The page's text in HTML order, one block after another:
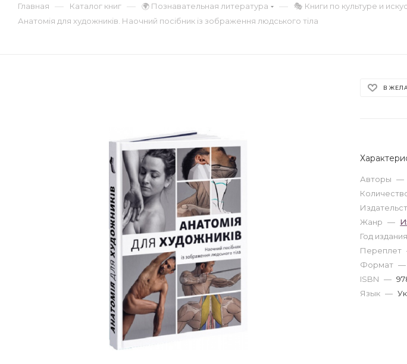
Главная — Каталог книг — 🌍 Познавательная литература — 🎭 Книги по культуре и
Анатомія для художників. Наочний посібник із зображення людського тіла
В
Авторы —
Жанр —
Год издания
Переплет
Формат —
ISBN —
Язык —